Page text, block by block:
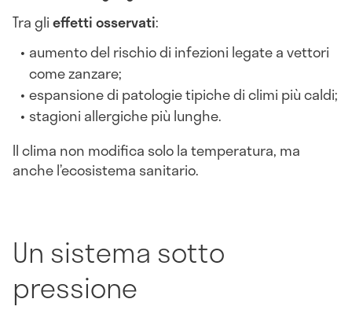
Tra glieffetti osservati:
aumento del rischio di infezioni legate a vettori
come zanzare;
espansione di patologie tipiche di climi più caldi;
stagioni allergiche più lunghe.
Il clima non modifica solo la temperatura, ma
anche l’ecosistema sanitario.
Un sistema sotto
pressione